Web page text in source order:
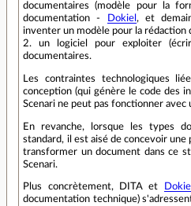
documentaires (modèle pour la
documentation -
Dokiel , et
inventer un modèle pour la rédaction
2. un logiciel pour exploiter
documentaires.
Les contraintes technologiques
conception (qui génère le code des
Scenari ne peut pas fonctionner avec
En revanche, lorsque les types
standard, il est aisé de concevoir
transformer un document dans ce
Scenari.
Plus concrètement, DITA et Dokiel
documentation technique)